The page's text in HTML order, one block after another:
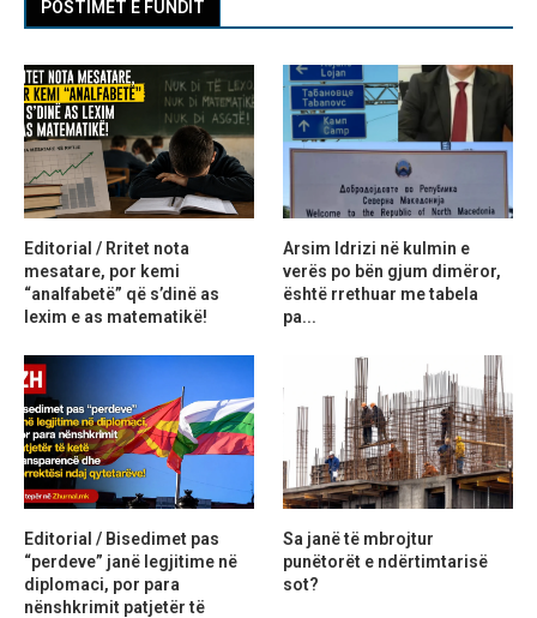
POSTIMET E FUNDIT
Editorial / Rritet nota
mesatare, por kemi
“analfabetë” që s’dinë as
lexim e as matematikë!
Arsim Idrizi në kulmin e
verës po bën gjum dimëror,
është rrethuar me tabela
pa...
Editorial / Bisedimet pas
“perdeve” janë legjitime në
diplomaci, por para
nënshkrimit patjetër të
Sa janë të mbrojtur
punëtorët e ndërtimtarisë
sot?